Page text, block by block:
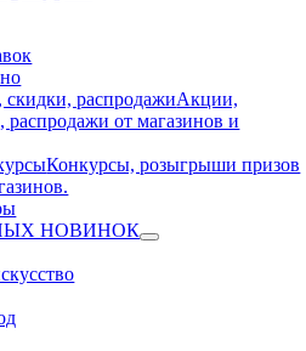
распродажиАкции,
от магазинов и
Конкурсы, розыгрыши призов
НОВИНОК